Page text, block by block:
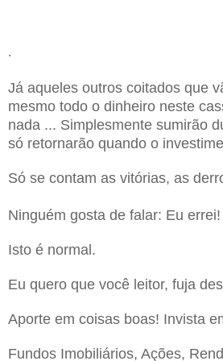
.
Já aqueles outros coitados que
mesmo todo o dinheiro neste
nada ... Simplesmente sumirão
só retornarão quando o
Só se contam as vitórias, as
Ninguém gosta de falar: Eu errei!
Isto é normal.
Eu quero que você leitor, fuja
Aporte em coisas boas! Invista
Fundos Imobiliários, Ações,